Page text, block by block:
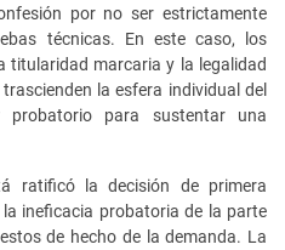
por no ser estrictamente
técnicas. En este caso, los
titularidad marcaria y la legalidad
la esfera individual del
probatorio para sustentar una
ratificó la decisión de primera
ineficacia probatoria de la parte
de hecho de la demanda. La